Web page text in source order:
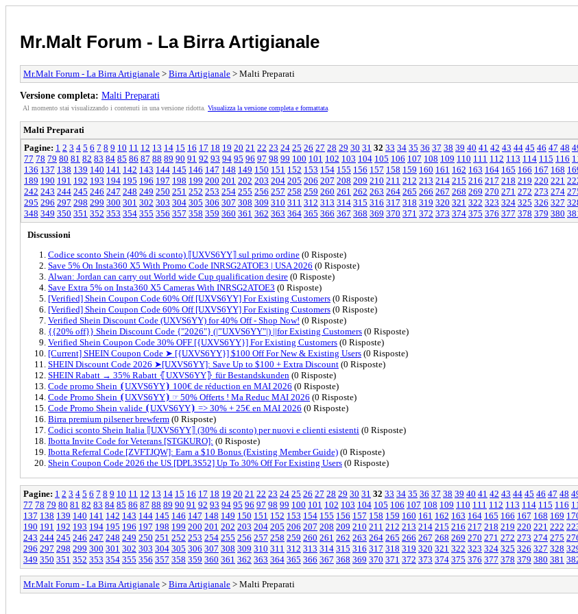
Mr.Malt Forum - La Birra Artigianale
Mr.Malt Forum - La Birra Artigianale > Birra Artigianale > Malti Preparati
Versione completa: Malti Preparati
Al momento stai visualizzando i contenuti in una versione ridotta. Visualizza la versione completa e formattata
Malti Preparati
Pagine: 1 2 3 4 5 6 7 8 9 10 11 12 13 14 15 16 17 18 19 20 21 22 23 24 25 26 27 28 29 30 31 32 33 34 35 36 37 38 39 40 41 42 43 44 45 46 47 48
77 78 79 80 81 82 83 84 85 86 87 88 89 90 91 92 93 94 95 96 97 98 99 100 101 102 103 104 105 106 107 108 109 110 111 112 113 114 115 116
136 137 138 139 140 141 142 143 144 145 146 147 148 149 150 151 152 153 154 155 156 157 158 159 160 161 162 163 164 165 166 167 168
189 190 191 192 193 194 195 196 197 198 199 200 201 202 203 204 205 206 207 208 209 210 211 212 213 214 215 216 217 218 219 220 221
242 243 244 245 246 247 248 249 250 251 252 253 254 255 256 257 258 259 260 261 262 263 264 265 266 267 268 269 270 271 272 273 274
295 296 297 298 299 300 301 302 303 304 305 306 307 308 309 310 311 312 313 314 315 316 317 318 319 320 321 322 323 324 325 326 327
348 349 350 351 352 353 354 355 356 357 358 359 360 361 362 363 364 365 366 367 368 369 370 371 372 373 374 375 376 377 378 379 380
Discussioni
Codice sconto Shein (40% di sconto) ⟦UXVS6YY⟧ sul primo ordine (0 Risposte)
Save 5% On Insta360 X5 With Promo Code INRSG2ATOE3 | USA 2026 (0 Risposte)
Alwan: Jordan can carry out World wide Cup qualification desire (0 Risposte)
Save Extra 5% on Insta360 X5 Cameras With INRSG2ATOE3 (0 Risposte)
[Verified] Shein Coupon Code 60% Off [UXVS6YY] For Existing Customers (0 Risposte)
[Verified] Shein Coupon Code 60% Off [UXVS6YY] For Existing Customers (0 Risposte)
Verified Shein Discount Code (UXVS6YY) for 40% Off - Shop Now! (0 Risposte)
{{20% off}} Shein Discount Code {"2026"} (|”UXVS6YY"|) ||for Existing Customers (0 Risposte)
Verified Shein Coupon Code 30% OFF [{UXVS6YY}] For Existing Customers (0 Risposte)
[Current] SHEIN Coupon Code ➤ [{UXVS6YY}] $100 Off For New & Existing Users (0 Risposte)
SHEIN Discount Code 2026 ➤[UXVS6YY]: Save Up to $100 + Extra Discount (0 Risposte)
SHEIN Rabatt → 35% Rabatt ⦃UXVS6YY⦄ für Bestandskunden (0 Risposte)
Code promo Shein ⦗UXVS6YY⦘ 100€ de réduction en MAI 2026 (0 Risposte)
Code Promo Shein ⦗UXVS6YY⦘ ☞ 50% Offerts ! Ma Reduc MAI 2026 (0 Risposte)
Code Promo Shein valide ⦗UXVS6YY⦘ => 30% + 25€ en MAI 2026 (0 Risposte)
Birra premium pilsener brewferm (0 Risposte)
Codici sconto Shein Italia ⟦UXVS6YY⟧ (30% di sconto) per nuovi e clienti esistenti (0 Risposte)
Ibotta Invite Code for Veterans [STGKURO]: (0 Risposte)
Ibotta Referral Code [ZVFTJQW]: Earn a $10 Bonus (Existing Member Guide) (0 Risposte)
Shein Coupon Code 2026 the US [DPL3S52] Up To 30% Off For Existing Users (0 Risposte)
Pagine: 1 2 3 4 5 6 7 8 9 10 11 12 13 14 15 16 17 18 19 20 21 22 23 24 25 26 27 28 29 30 31 32 33 34 35 36 37 38 39 40 41 42 43 44 45 46 47 48
77 78 79 80 81 82 83 84 85 86 87 88 89 90 91 92 93 94 95 96 97 98 99 100 101 102 103 104 105 106 107 108 109 110 111 112 113 114 115 116
137 138 139 140 141 142 143 144 145 146 147 148 149 150 151 152 153 154 155 156 157 158 159 160 161 162 163 164 165 166 167 168 169
190 191 192 193 194 195 196 197 198 199 200 201 202 203 204 205 206 207 208 209 210 211 212 213 214 215 216 217 218 219 220 221 222
243 244 245 246 247 248 249 250 251 252 253 254 255 256 257 258 259 260 261 262 263 264 265 266 267 268 269 270 271 272 273 274 275
296 297 298 299 300 301 302 303 304 305 306 307 308 309 310 311 312 313 314 315 316 317 318 319 320 321 322 323 324 325 326 327 328
349 350 351 352 353 354 355 356 357 358 359 360 361 362 363 364 365 366 367 368 369 370 371 372 373 374 375 376 377 378 379 380 381
Mr.Malt Forum - La Birra Artigianale > Birra Artigianale > Malti Preparati